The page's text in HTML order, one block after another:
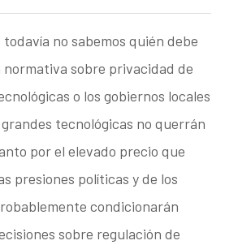
no sabemos quién debe
sobre privacidad de
o los gobiernos locales
tecnológicas no querrán
por el elevado precio que
presiones políticas y de los
condicionarán
sobre regulación de